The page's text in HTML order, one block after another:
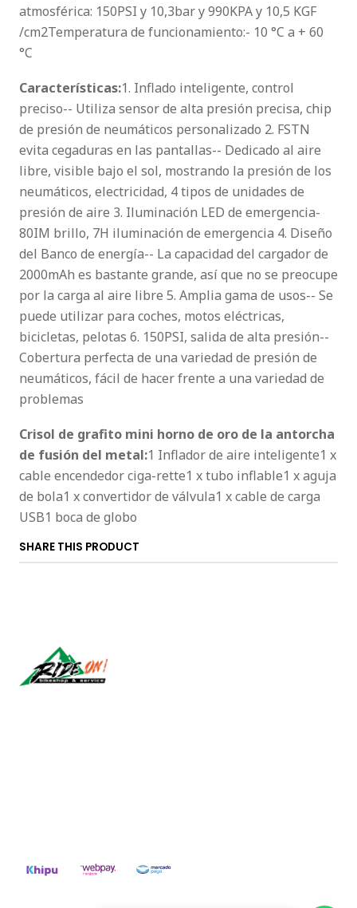
atmosférica: 150PSI y 10,3bar y 990KPA y 10,5 KGF
/cm2Temperatura de funcionamiento:- 10 °C a + 60
°C
Características:1. Inflado inteligente, control
preciso-- Utiliza sensor de alta presión precisa, chip
de presión de neumáticos personalizado 2. FSTN
evita cegaduras en las pantallas-- Dedicado al aire
libre, visible bajo el sol, mostrando la presión de los
neumáticos, electricidad, 4 tipos de unidades de
presión de aire 3. Iluminación LED de emergencia-
80IM brillo, 7H iluminación de emergencia 4. Diseño
del Banco de energía-- La capacidad del cargador de
2000mAh es bastante grande, así que no se preocupe
por la carga al aire libre 5. Amplia gama de usos-- Se
puede utilizar para coches, motos eléctricas,
bicicletas, pelotas 6. 150PSI, salida de alta presión--
Cobertura perfecta de una variedad de presión de
neumáticos, fácil de hacer frente a una variedad de
problemas
Crisol de grafito mini horno de oro de la antorcha
de fusión del metal:1 Inflador de aire inteligente1 x
cable encendedor ciga-rette1 x tubo inflable1 x aguja
de bola1 x convertidor de válvula1 x cable de carga
USB1 boca de globo
SHARE THIS PRODUCT